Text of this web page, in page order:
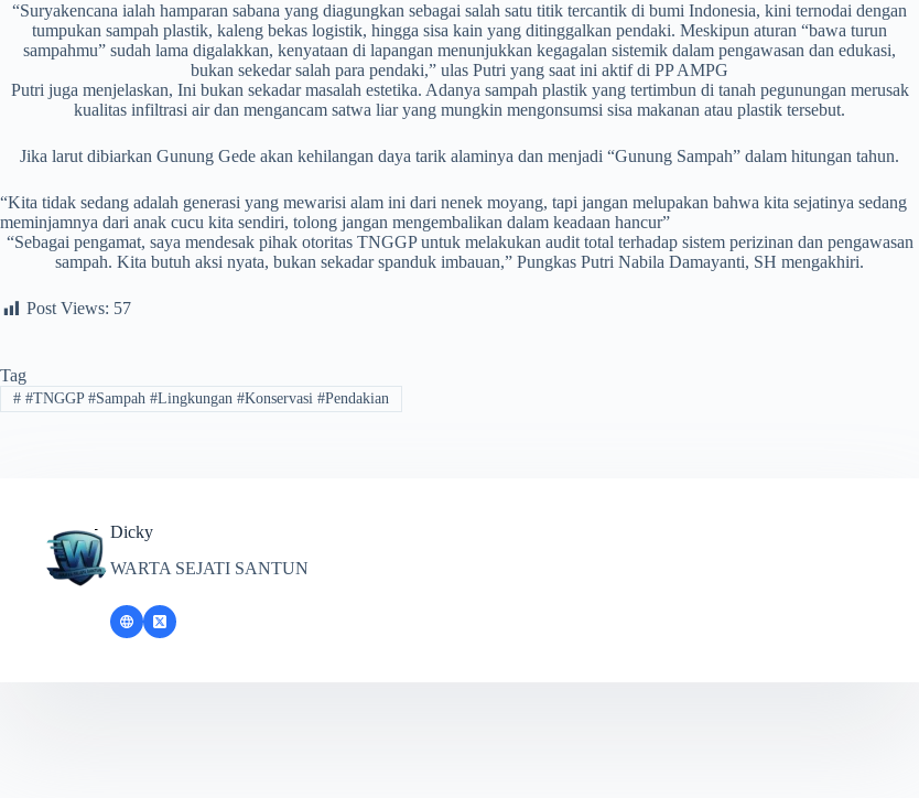
“Suryakencana ialah hamparan sabana yang diagungkan sebagai salah satu titik tercantik di bumi Indonesia, kini ternodai dengan
tumpukan sampah plastik, kaleng bekas logistik, hingga sisa kain yang ditinggalkan pendaki. Meskipun aturan “bawa turun
sampahmu” sudah lama digalakkan, kenyataan di lapangan menunjukkan kegagalan sistemik dalam pengawasan dan edukasi,
bukan sekedar salah para pendaki,” ulas Putri yang saat ini aktif di PP AMPG
Putri juga menjelaskan, Ini bukan sekadar masalah estetika. Adanya sampah plastik yang tertimbun di tanah pegunungan merusak
kualitas infiltrasi air dan mengancam satwa liar yang mungkin mengonsumsi sisa makanan atau plastik tersebut.
Jika larut dibiarkan Gunung Gede akan kehilangan daya tarik alaminya dan menjadi “Gunung Sampah” dalam hitungan tahun.
“Kita tidak sedang adalah generasi yang mewarisi alam ini dari nenek moyang, tapi jangan melupakan bahwa kita sejatinya sedang
meminjamnya dari anak cucu kita sendiri, tolong jangan mengembalikan dalam keadaan hancur”
“Sebagai pengamat, saya mendesak pihak otoritas TNGGP untuk melakukan audit total terhadap sistem perizinan dan pengawasan
sampah. Kita butuh aksi nyata, bukan sekadar spanduk imbauan,” Pungkas Putri Nabila Damayanti, SH mengakhiri.
Post Views: 57
Tag
##TNGGP #Sampah #Lingkungan #Konservasi #Pendakian
Dicky
WARTA SEJATI SANTUN